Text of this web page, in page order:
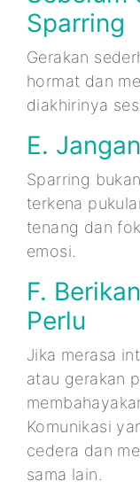
Sparring
Gerakan
hormat dan
diakhirinya
E.
Sparring
terkena
tenang dan
emosi.
F.
Perlu
Jika merasa
atau gerakan
Komunikasi
cedera dan
sama lain.